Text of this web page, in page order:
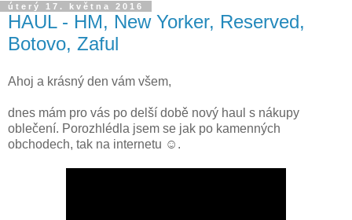
úterý 17. května 2016
HAUL - HM, New Yorker, Reserved,
Botovo, Zaful
Ahoj a krásný den vám všem,
dnes mám pro vás po delší době nový haul s nákupy
oblečení. Porozhlédla jsem se jak po kamenných
obchodech, tak na internetu ☺.